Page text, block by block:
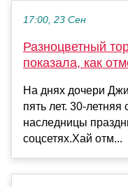
17:00, 23 Сен
Разноцветный
показала, как
На днях дочери
пять лет. 30-
наследницы
соцсетях.Хай отм...